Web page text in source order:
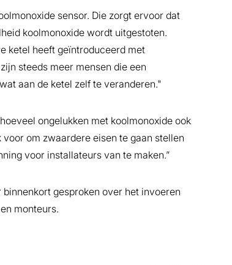
sensor. Die zorgt ervoor dat
koolmonoxide wordt uitgestoten.
ketel heeft geïntroduceerd met
steeds meer mensen die een
aan de ketel zelf te veranderen."
ongelukken met koolmonoxide ook
om zwaardere eisen te gaan stellen
voor installateurs van te maken.”
gesproken over het invoeren
monteurs.